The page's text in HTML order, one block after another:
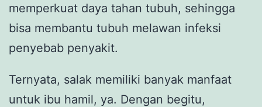
memperkuat daya tahan tubuh, sehingga
bisa membantu tubuh melawan infeksi
penyebab penyakit.
Ternyata, salak memiliki banyak manfaat
untuk ibu hamil, ya. Dengan begitu,